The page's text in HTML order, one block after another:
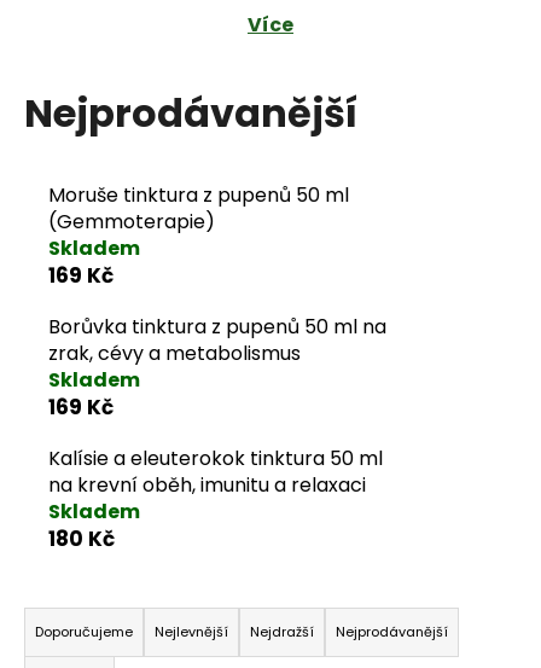
Více
Nejprodávanější
Moruše tinktura z pupenů 50 ml
(Gemmoterapie)
Skladem
169 Kč
Borůvka tinktura z pupenů 50 ml na
zrak, cévy a metabolismus
Skladem
169 Kč
Kalísie a eleuterokok tinktura 50 ml
na krevní oběh, imunitu a relaxaci
Skladem
180 Kč
Řazení produktů
Doporučujeme Nejlevnější Nejdražší Nejprodávanější
e
m